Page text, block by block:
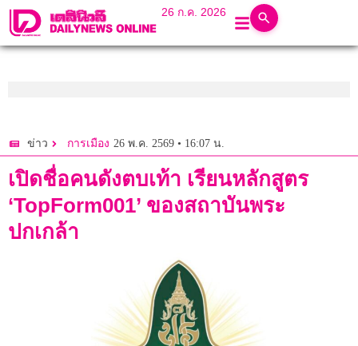
26 ก.ค. 2026
ข่าว การเมือง 26 พ.ค. 2569 • 16:07 น.
เปิดชื่อคนดังตบเท้า เรียนหลักสูตร
‘TopForm001’ ของสถาบันพระ
ปกเกล้า